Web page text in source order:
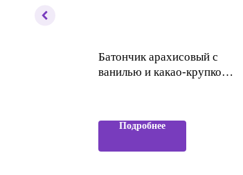
Батончик арахисовый с
ванилью и какао-крупкой
Подробнее